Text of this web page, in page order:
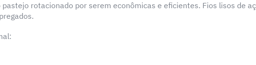
rotacionado por serem econômicas e eficientes. Fios lisos de